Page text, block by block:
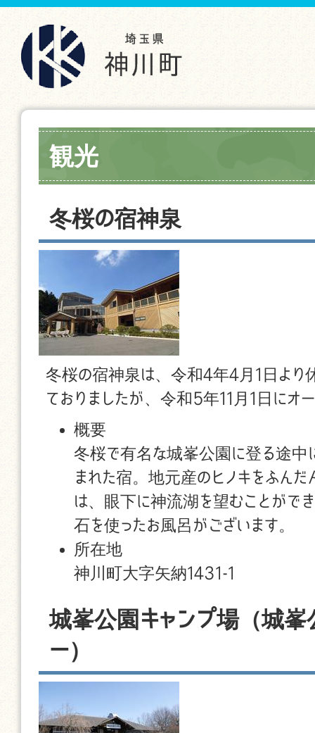
観光
冬桜の宿神泉
冬桜の宿神泉は、令和4年4月1日より
ておりましたが、令和5年11月1日にオ
概要
冬桜で有名な城峯公園に登る途中
まれた宿。地元産のヒノキをふんだ
は、眼下に神流湖を望むことがで
石を使ったお風呂がございます。
所在地
神川町大字矢納1431-1
城峯公園キャンプ場（城峯
ー）